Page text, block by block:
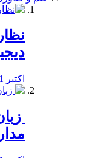
اکتبر 21, 2019